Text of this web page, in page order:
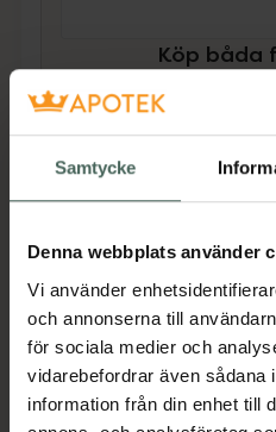
Samtycke
Denna webbplats använder
Vi använder
och annonserna till
för sociala medier och
vidarebefordrar även sådana
information från din enhet till
Köp båda
Beskrivning
Emma S Moisturising
ansiktsmist som
hy när som helst under
den över ansiktet när
Innehåller extrakt från
gurka och äpple som